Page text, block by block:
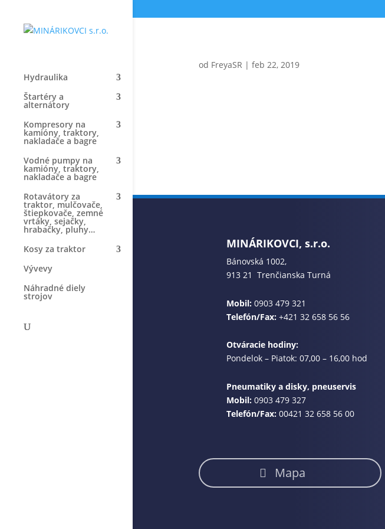
Hydraulika
Štartéry a
alternátory
Kompresory na
kamióny, traktory,
nakladače a bagre
Vodné pumpy na
kamióny, traktory,
nakladače a bagre
Rotavátory za
traktor, mulčovače,
štiepkovače, zemné
vrtáky, sejačky,
hrabačky, pluhy…
Kosy za traktor
Vývevy
Náhradné diely
strojov
od FreyaSR | feb 22, 2019
MINÁRIKOVCI, s.r.o.
Bánovská 1002,
913 21 Trenčianska Turná
Mobil: 0903 479 321
Telefón/Fax: +421 32 658 56 56
Otváracie hodiny:
Pondelok – Piatok: 07,00 – 16,00 hod
Pneumatiky a disky, pneuservis
Mobil: 0903 479 327
Telefón/Fax: 00421 32 658 56 00
Mapa